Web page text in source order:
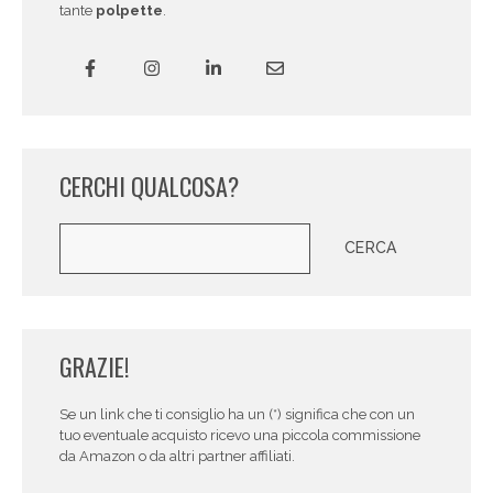
tante polpette.
CERCHI QUALCOSA?
CERCA
GRAZIE!
Se un link che ti consiglio ha un (*) significa che con un
tuo eventuale acquisto ricevo una piccola commissione
da Amazon o da altri partner affiliati.